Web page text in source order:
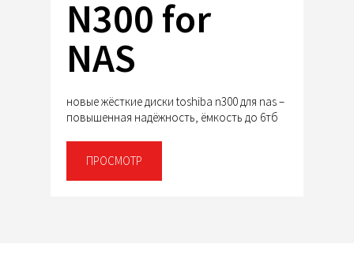
N300 for
NAS
новые жёсткие диски toshiba n300 для nas –
повышенная надёжность, ёмкость до 6тб
ПРОСМОТР